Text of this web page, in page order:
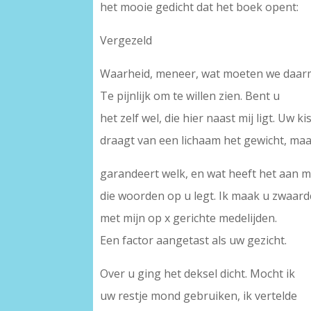
het mooie gedicht dat het boek opent:
Vergezeld
Waarheid, meneer, wat moeten we
Te pijnlijk om te willen zien. Bent u
het zelf wel, die hier naast mij ligt. Uw
draagt van een lichaam het gewicht,
garandeert welk, en wat heeft het aan
die woorden op u legt. Ik maak u
met mijn op x gerichte medelijden.
Een factor aangetast als uw gezicht.
Over u ging het deksel dicht. Mocht ik
uw restje mond gebruiken, ik vertelde